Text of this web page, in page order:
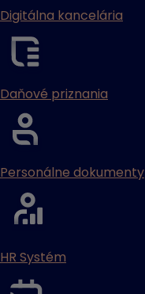
Digitálna kancelária
Daňové priznania
Personálne dokumenty
HR Systém